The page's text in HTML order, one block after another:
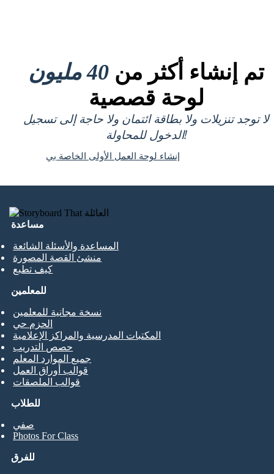
تم إنشاء أكثر من 40 مليون
لوحة قصصية
لا توجد تنزيلات ولا بطاقة ائتمان ولا حاجة إلى تسجيل
الدخول للمحاولة!
إنشاء لوحة العمل الأولى الخاصة بي
مساعدة
المساعدة والأسئلة الشائعة
منشئ القصة المصورة
كيف تطبع
للطلاب
صفي
Photos For Class
للمعلمين
نسخة مجانية للمعلمين
الحزم حي
المكتبات المدرسية والمراكز الإعلامية
حصص التدريب
جميع الموارد المعلم
قوالب أوراق العمل
قوالب الملصقات
للفرق